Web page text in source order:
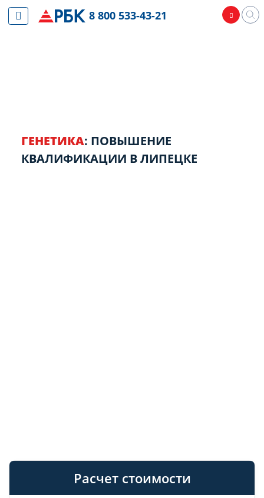
ГЕНЕТИКА: ПОВЫШЕНИЕ
КВАЛИФИКАЦИИ В ЛИПЕЦКЕ
Расчет стоимости
8 800 533-43-21